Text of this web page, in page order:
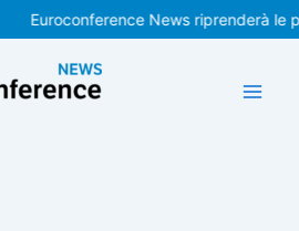
Euroconference News riprenderà le